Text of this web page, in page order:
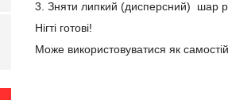
3. Зняти липкий (дисперсний) шар
Нігті готові!
Може використовуватися як